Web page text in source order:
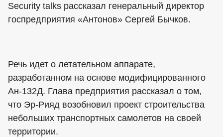
Security talks рассказал генеральный директор
госпредприятия «Антонов» Сергей Бычков.
Речь идет о летательном аппарате,
разработанном на основе модифицированного
Ан-132Д. Глава предприятия рассказал о том,
что Эр-Рияд возобновил проект строительства
небольших транспортных самолетов на своей
территории.